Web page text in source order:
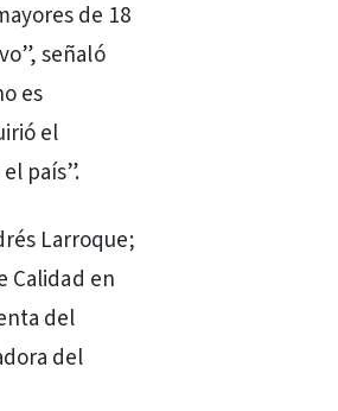
de 18
señaló
es
el
país”.
Larroque;
Calidad en
del
del